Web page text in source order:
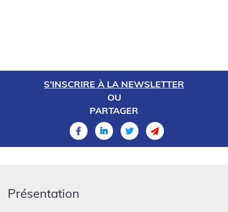
S'INSCRIRE À LA NEWSLETTER
OU
PARTAGER
Présentation